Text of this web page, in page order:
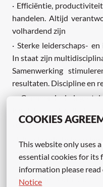
COOKIES
This website only uses
essential cookies for its
information please read
Notice
· Efficiëntie,
handelen. Altijd
volhardend zijn
· Sterke leiderschaps-
In staat zijn
Samenwerking
resultaten. Discipline en
· Commercieel
handelen om kwaliteit te
· Goede contacten
· Uitstekende
een extra taal is een
· Vaardig met IT-
PowerPoint, Outlook.